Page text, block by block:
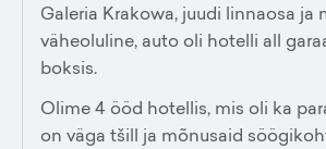
Galeria Krakowa, juudi linnaosa ja
väheoluline, auto oli hotelli all
boksis.
Olime 4 ööd hotellis, mis oli ka
on väga tšill ja mõnusaid